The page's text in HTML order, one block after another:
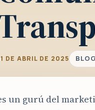
DE ABRIL DE 2025 BLOG
un gurú del